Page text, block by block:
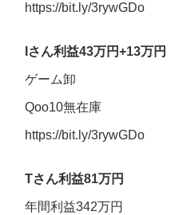
https://bit.ly/3rywGDo
Iさん利益43万円+13万円
ゲーム卸
Qoo10無在庫
https://bit.ly/3rywGDo
Tさん利益81万円
年間利益342万円